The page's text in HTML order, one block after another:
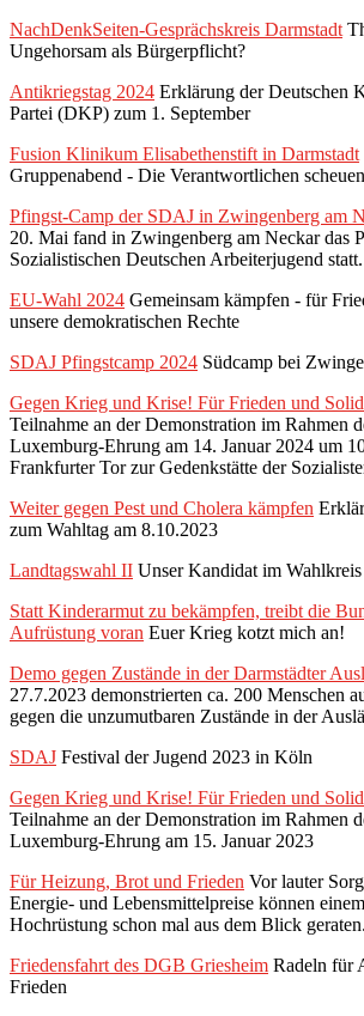
NachDenkSeiten-Gesprächskreis Darmstadt
Ungehorsam als Bürgerpflicht?
Antikriegstag 2024 Erklärung der Deutschen
Partei (DKP) zum 1. September
Fusion Klinikum Elisabethenstift in Darmstadt
Gruppenabend - Die Verantwortlichen
Pfingst-Camp der SDAJ in Zwingenberg am
20. Mai fand in Zwingenberg am Neckar das
Sozialistischen Deutschen Arbeiterjugend statt.
EU-Wahl 2024 Gemeinsam kämpfen - für
unsere demokratischen Rechte
SDAJ Pfingstcamp 2024 Südcamp bei
Gegen Krieg und Krise! Für Frieden und
Teilnahme an der Demonstration im Rahmen
Luxemburg-Ehrung am 14. Januar 2024 um
Frankfurter Tor zur Gedenkstätte der
Weiter gegen Pest und Cholera kämpfen
zum Wahltag am 8.10.2023
Landtagswahl II Unser Kandidat im
Statt Kinderarmut zu bekämpfen, treibt die
Aufrüstung voran Euer Krieg kotzt mich an!
Demo gegen Zustände in der Darmstädter
27.7.2023 demonstrierten ca. 200 Menschen
gegen die unzumutbaren Zustände in der
SDAJ Festival der Jugend 2023 in Köln
Gegen Krieg und Krise! Für Frieden und
Teilnahme an der Demonstration im Rahmen
Luxemburg-Ehrung am 15. Januar 2023
Für Heizung, Brot und Frieden Vor lauter
Energie- und Lebensmittelpreise können
Hochrüstung schon mal aus dem Blick geraten.
Friedensfahrt des DGB Griesheim Radeln für
Frieden